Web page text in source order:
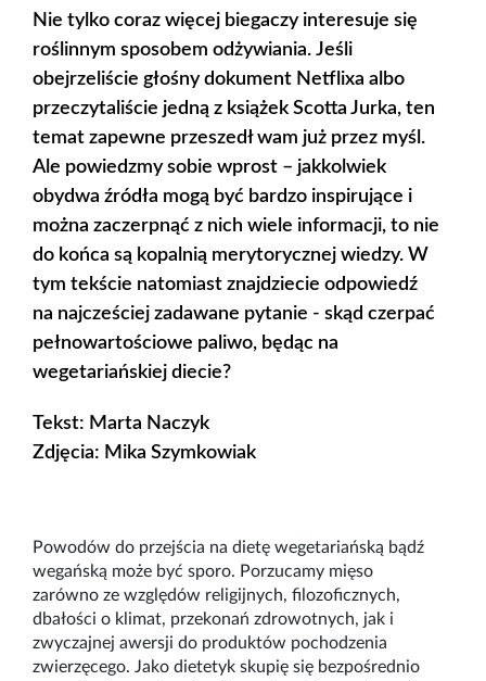
Nie tylko coraz więcej biegaczy interesuje się
roślinnym sposobem odżywiania. Jeśli
obejrzeliście głośny dokument Netflixa albo
przeczytaliście jedną z książek Scotta Jurka, ten
temat zapewne przeszedł wam już przez myśl.
Ale powiedzmy sobie wprost – jakkolwiek
obydwa źródła mogą być bardzo inspirujące i
można zaczerpnąć z nich wiele informacji, to nie
do końca są kopalnią merytorycznej wiedzy. W
tym tekście natomiast znajdziecie odpowiedź
na najcześciej zadawane pytanie - skąd czerpać
pełnowartościowe paliwo, będąc na
wegetariańskiej diecie?
Tekst: Marta Naczyk
Zdjęcia: Mika Szymkowiak
Powodów do przejścia na dietę wegetariańską bądź
wegańską może być sporo. Porzucamy mięso
zarówno ze względów religijnych, filozoficznych,
dbałości o klimat, przekonań zdrowotnych, jak i
zwyczajnej awersji do produktów pochodzenia
zwierzęcego. Jako dietetyk skupię się bezpośrednio